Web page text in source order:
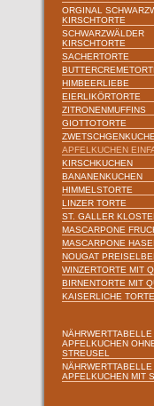
ORGINAL
KIRSCHTORTE
SCHWARZWÄLDER
KIRSCHTORTE
SACHERTORTE
HIMBEERLIEBE
EIERLIKÖRTORTE
ZITRONENMUFFINS
GIOTTOTORTE
APFELKUCHEN
KIRSCHKUCHEN
BANANENKUCHEN
HIMMELSTORTE
LINZER TORTE
ST. GALLER
MASCARPONE
MASCARPONE
NOUGAT
WINZERTORTE MIT
BIRNENTORTE MIT
KAISERLICHE TORTE
NÄHRWERTTABELLE
APFELKUCHEN
STREUSEL
NÄHRWERTTABELLE
APFELKUCHEN MIT